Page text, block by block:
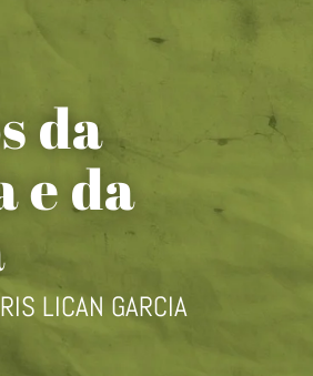
da
e da
LICAN GARCIA